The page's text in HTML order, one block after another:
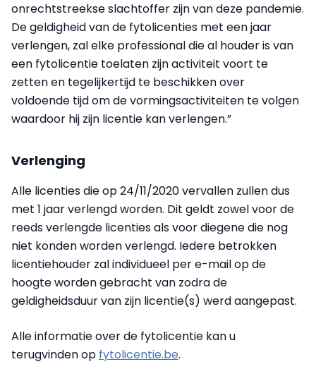
onrechtstreekse slachtoffer zijn van deze pandemie.
De geldigheid van de fytolicenties met een jaar
verlengen, zal elke professional die al houder is van
een fytolicentie toelaten zijn activiteit voort te
zetten en tegelijkertijd te beschikken over
voldoende tijd om de vormingsactiviteiten te volgen
waardoor hij zijn licentie kan verlengen.”
Verlenging
Alle licenties die op 24/11/2020 vervallen zullen dus
met 1 jaar verlengd worden. Dit geldt zowel voor de
reeds verlengde licenties als voor diegene die nog
niet konden worden verlengd. Iedere betrokken
licentiehouder zal individueel per e-mail op de
hoogte worden gebracht van zodra de
geldigheidsduur van zijn licentie(s) werd aangepast.
Alle informatie over de fytolicentie kan u
terugvinden op fytolicentie.be.